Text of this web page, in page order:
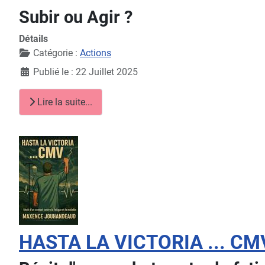
Subir ou Agir ?
Détails
Catégorie : Actions
Publié le : 22 Juillet 2025
Lire la suite...
HASTA LA VICTORIA ...